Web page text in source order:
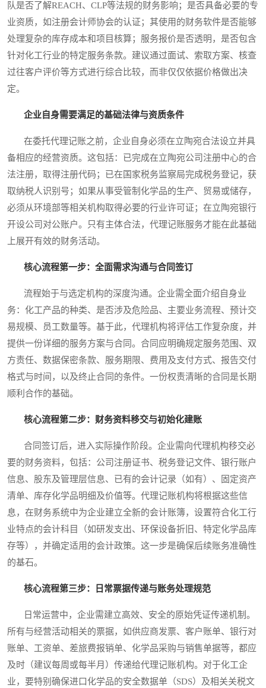
队是否了解REACH、CLP等法规的财务影响；是否具备必要的专
业资质，如注册会计师协会的认证；其使用的财务软件是否能够
处理复杂的库存成本和项目核算；服务报价是否透明，是否包含
针对化工行业的特定服务条款。建议通过面试、索取方案、核查
过往客户评价等方式进行综合比较，而非仅仅依据价格做出决
定。
企业自身需要满足的基础法律与资质条件
在委托代理记账之前，企业自身必须在立陶宛合法设立并具
备相应的经营资质。这包括：已完成在立陶宛公司注册中心的合
法注册，取得注册代码；已在国家税务监察局完成税务登记，获
取纳税人识别号；如果从事受管制化学品的生产、贸易或储存，
必须从环境部等相关机构取得必要的行业许可证；在立陶宛银行
开设公司对公账户。只有主体合法，代理记账服务才能在此基础
上展开有效的财务活动。
核心流程第一步：全面需求沟通与合同签订
流程始于与选定机构的深度沟通。企业需全面介绍自身业
务：化工产品的种类、是否涉及危险品、主要业务流程、预计交
易规模、员工数量等。基于此，代理机构将评估工作复杂度，并
提供一份详细的服务方案与合同。合同应明确规定服务范围、双
方责任、数据保密条款、服务期限、费用及支付方式、报告交付
格式与时间，以及终止合同的条件。一份权责清晰的合同是长期
顺利合作的基础。
核心流程第二步：财务资料移交与初始化建账
合同签订后，进入实际操作阶段。企业需向代理机构移交必
要的财务资料，包括：公司注册证书、税务登记文件、银行账户
信息、股东及管理层信息、已有的会计记录（如有）、固定资产
清单、库存化学品明细及价值等。代理记账机构将根据这些信
息，在财务系统中为企业建立全新的会计账簿，设置符合化工行
业特点的会计科目（如研发支出、环保设备折旧、特定化学品库
存等），并确定适用的会计政策。这一步是确保后续账务准确性
的基石。
核心流程第三步：日常票据传递与账务处理规范
日常运营中，企业需建立高效、安全的原始凭证传递机制。
所有与经营活动相关的票据，如供应商发票、客户账单、银行对
账单、工资单、差旅费报销单、化学品采购与销售单据等，都应
及时（建议每周或每半月）传递给代理记账机构。对于化工企
业，要特别确保进口化学品的安全数据单（SDS）及相关关税文